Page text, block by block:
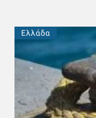
Ελλάδα